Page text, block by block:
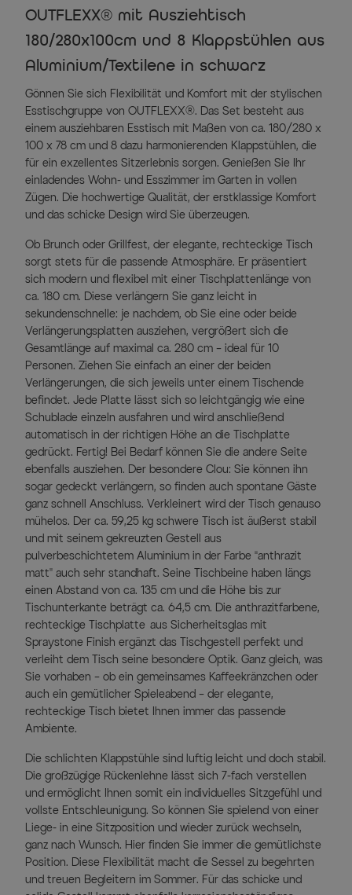
OUTFLEXX® mit Ausziehtisch
180/280x100cm und 8 Klappstühlen aus
Aluminium/Textilene in schwarz
Gönnen Sie sich Flexibilität und Komfort mit der stylischen
Esstischgruppe von OUTFLEXX®. Das Set besteht aus
einem ausziehbaren Esstisch mit Maßen von ca. 180/280 x
100 x 78 cm und 8 dazu harmonierenden Klappstühlen, die
für ein exzellentes Sitzerlebnis sorgen. Genießen Sie Ihr
einladendes Wohn- und Esszimmer im Garten in vollen
Zügen. Die hochwertige Qualität, der erstklassige Komfort
und das schicke Design wird Sie überzeugen.
Ob Brunch oder Grillfest, der elegante, rechteckige Tisch
sorgt stets für die passende Atmosphäre. Er präsentiert
sich modern und flexibel mit einer Tischplattenlänge von
ca. 180 cm. Diese verlängern Sie ganz leicht in
sekundenschnelle: je nachdem, ob Sie eine oder beide
Verlängerungsplatten ausziehen, vergrößert sich die
Gesamtlänge auf maximal ca. 280 cm – ideal für 10
Personen. Ziehen Sie einfach an einer der beiden
Verlängerungen, die sich jeweils unter einem Tischende
befindet. Jede Platte lässt sich so leichtgängig wie eine
Schublade einzeln ausfahren und wird anschließend
automatisch in der richtigen Höhe an die Tischplatte
gedrückt. Fertig! Bei Bedarf können Sie die andere Seite
ebenfalls ausziehen. Der besondere Clou: Sie können ihn
sogar gedeckt verlängern, so finden auch spontane Gäste
ganz schnell Anschluss. Verkleinert wird der Tisch genauso
mühelos. Der ca. 59,25 kg schwere Tisch ist äußerst stabil
und mit seinem gekreuzten Gestell aus
pulverbeschichtetem Aluminium in der Farbe “anthrazit
matt” auch sehr standhaft. Seine Tischbeine haben längs
einen Abstand von ca. 135 cm und die Höhe bis zur
Tischunterkante beträgt ca. 64,5 cm. Die anthrazitfarbene,
rechteckige Tischplatte aus Sicherheitsglas mit
Spraystone Finish ergänzt das Tischgestell perfekt und
verleiht dem Tisch seine besondere Optik. Ganz gleich, was
Sie vorhaben – ob ein gemeinsames Kaffeekränzchen oder
auch ein gemütlicher Spieleabend – der elegante,
rechteckige Tisch bietet Ihnen immer das passende
Ambiente.
Die schlichten Klappstühle sind luftig leicht und doch stabil.
Die großzügige Rückenlehne lässt sich 7-fach verstellen
und ermöglicht Ihnen somit ein individuelles Sitzgefühl und
vollste Entschleunigung. So können Sie spielend von einer
Liege- in eine Sitzposition und wieder zurück wechseln,
ganz nach Wunsch. Hier finden Sie immer die gemütlichste
Position. Diese Flexibilität macht die Sessel zu begehrten
und treuen Begleitern im Sommer. Für das schicke und